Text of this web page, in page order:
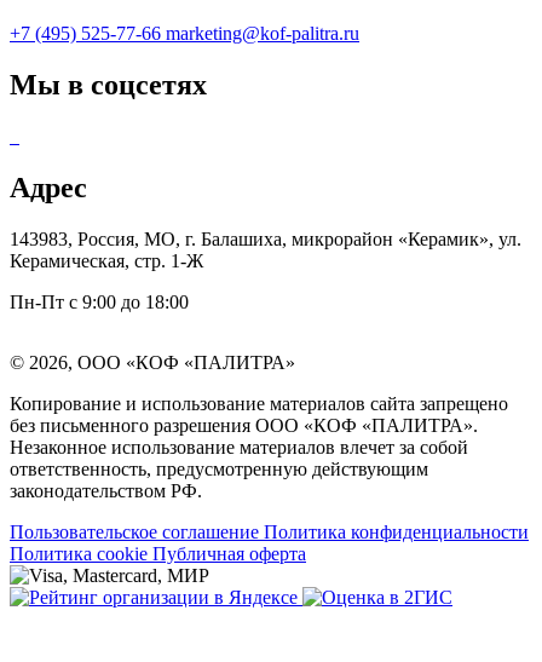
+7 (495) 525-77-66 marketing@kof-palitra.ru
Мы в соцсетях
Адрес
143983, Россия, МО, г. Балашиха, микрорайон «Керамик», ул.
Керамическая, стр. 1-Ж
Пн-Пт с 9:00 до 18:00
© 2026, ООО «КОФ «ПАЛИТРА»
Копирование и использование материалов сайта запрещено
без письменного разрешения ООО «КОФ «ПАЛИТРА».
Незаконное использование материалов влечет за собой
ответственность, предусмотренную действующим
законодательством РФ.
Пользовательское соглашение Политика конфиденциальности
Политика cookie Публичная оферта